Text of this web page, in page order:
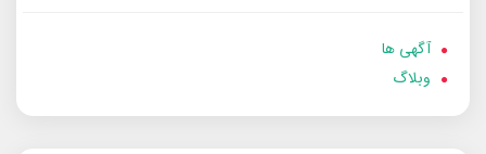
آگهی ها
وبلاگ